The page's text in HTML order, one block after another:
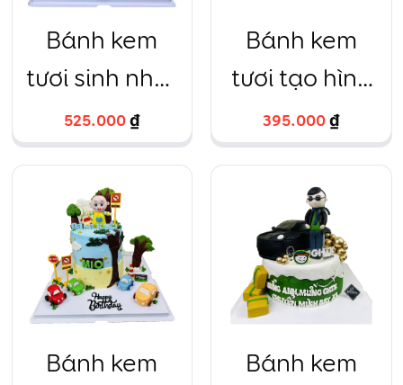
Bánh kem
tươi sinh nhật
cần cẩu 16cm
cao 16cm
525.000₫
Bánh kem
tươi tạo hình
AmongUs
fondant
395.000₫
Bánh kem
Bánh kem